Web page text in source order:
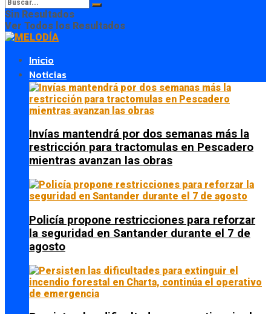
Sin Resultados
Ver Todos los Resultados
Inicio
Noticias
Invías mantendrá por dos semanas más la
restricción para tractomulas en Pescadero
mientras avanzan las obras
Policía propone restricciones para reforzar
la seguridad en Santander durante el 7 de
agosto